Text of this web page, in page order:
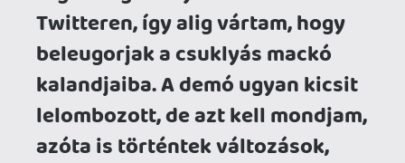
A Ruffy and the Riverside mesefilmesen
bohókás alapsztorira épít, körülbelül úgy,